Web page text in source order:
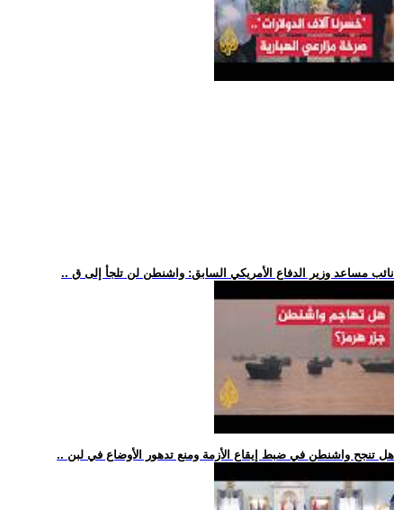
.. نائب مساعد وزير الدفاع الأمريكي السابق: واشنطن لن تلجأ إلى ق
.. هل تنجح واشنطن في ضبط إيقاع الأزمة ومنع تدهور الأوضاع في لبن